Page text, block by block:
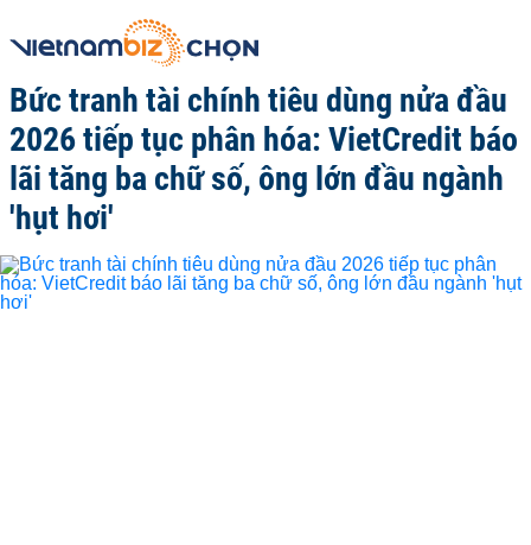
Bức tranh tài chính tiêu dùng nửa đầu
2026 tiếp tục phân hóa: VietCredit báo
lãi tăng ba chữ số, ông lớn đầu ngành
'hụt hơi'